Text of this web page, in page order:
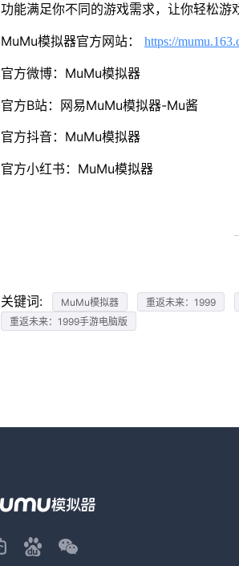
功能满足你不同的游戏需求，让你轻松游
MuMu模拟器官方网站： https://
官方微博：MuMu模拟器
官方B站：网易MuMu模拟器-Mu酱
官方抖音：MuMu模拟器
官方小红书：MuMu模拟器
关键词: MuMu模拟器 重返未来：1999
重返未来：1999手游电脑版